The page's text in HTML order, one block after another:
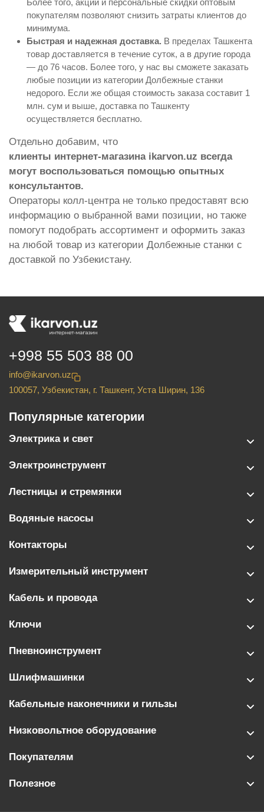
покупателям позволяют снизить затраты клиентов до
минимума.
Быстрая и надежная доставка. В пределах Ташкента
товар доставляется в течение суток, а в другие города
— до 76 часов. Более того, у нас вы сможете заказать
любые позиции из категории Долбежные станки
недорого. Если же общая стоимость заказа составит 1
млн. сум и выше, доставка по Ташкенту
осуществляется бесплатно.
Отдельно добавим, что
клиенты интернет-магазина ikarvon.uz всегда
могут воспользоваться помощью опытных
консультантов.
Операторы колл-центра не только предоставят всю
информацию о выбранной вами позиции, но также
помогут подобрать ассортимент и оформить заказ
на любой товар из категории Долбежные станки с
доставкой по Узбекистану.
+998 55 503 88 00
info@ikarvon.uz
100057, Узбекистан, г. Ташкент, Уста Ширин, 136
Популярные категории
Электрика и свет
Электроинструмент
Лестницы и стремянки
Водяные насосы
Контакторы
Измерительный инструмент
Кабель и провода
Ключи
Пневноинструмент
Шлифмашинки
Кабельные наконечники и гильзы
Низковольтное оборудование
Покупателям
Полезное